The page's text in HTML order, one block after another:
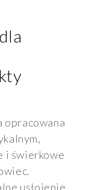
opracowana
i świerkowe
usłojenie,